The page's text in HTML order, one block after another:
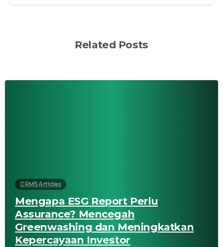
Related Posts
CRMS Articles
Mengapa ESG Report Perlu
Assurance? Mencegah
Greenwashing dan Meningkatkan
Kepercayaan Investor